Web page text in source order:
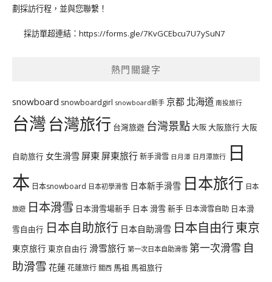
劃採訪行程，並與您聯繫！
採訪單超連結： https://forms.gle/7KvGCEbcu7U7ySuN7
熱門關鍵字
snowboard snowboardgirl snowboard新手 京都 北海道 南投旅行
台灣台灣旅行 台灣旅遊 台灣景點大阪大阪旅行大阪
自助旅行 女生滑雪 屏東 屏東旅行新手滑雪 日月潭 日月潭旅行 日
本 日本snowboard 日本初學滑雪 日本新手滑雪 日本旅行 日本
旅遊 日本滑雪 日本滑雪場新手 日本 滑雪 新手 日本滑雪自助 日本滑
雪自由行 日本自助旅行 日本自助滑雪 日本自由行東京
東京旅行 東京自由行 滑雪旅行 第一次日本自助滑雪 第一次滑雪 自
助滑雪 花蓮花蓮旅行 關西 馬祖 馬祖旅行